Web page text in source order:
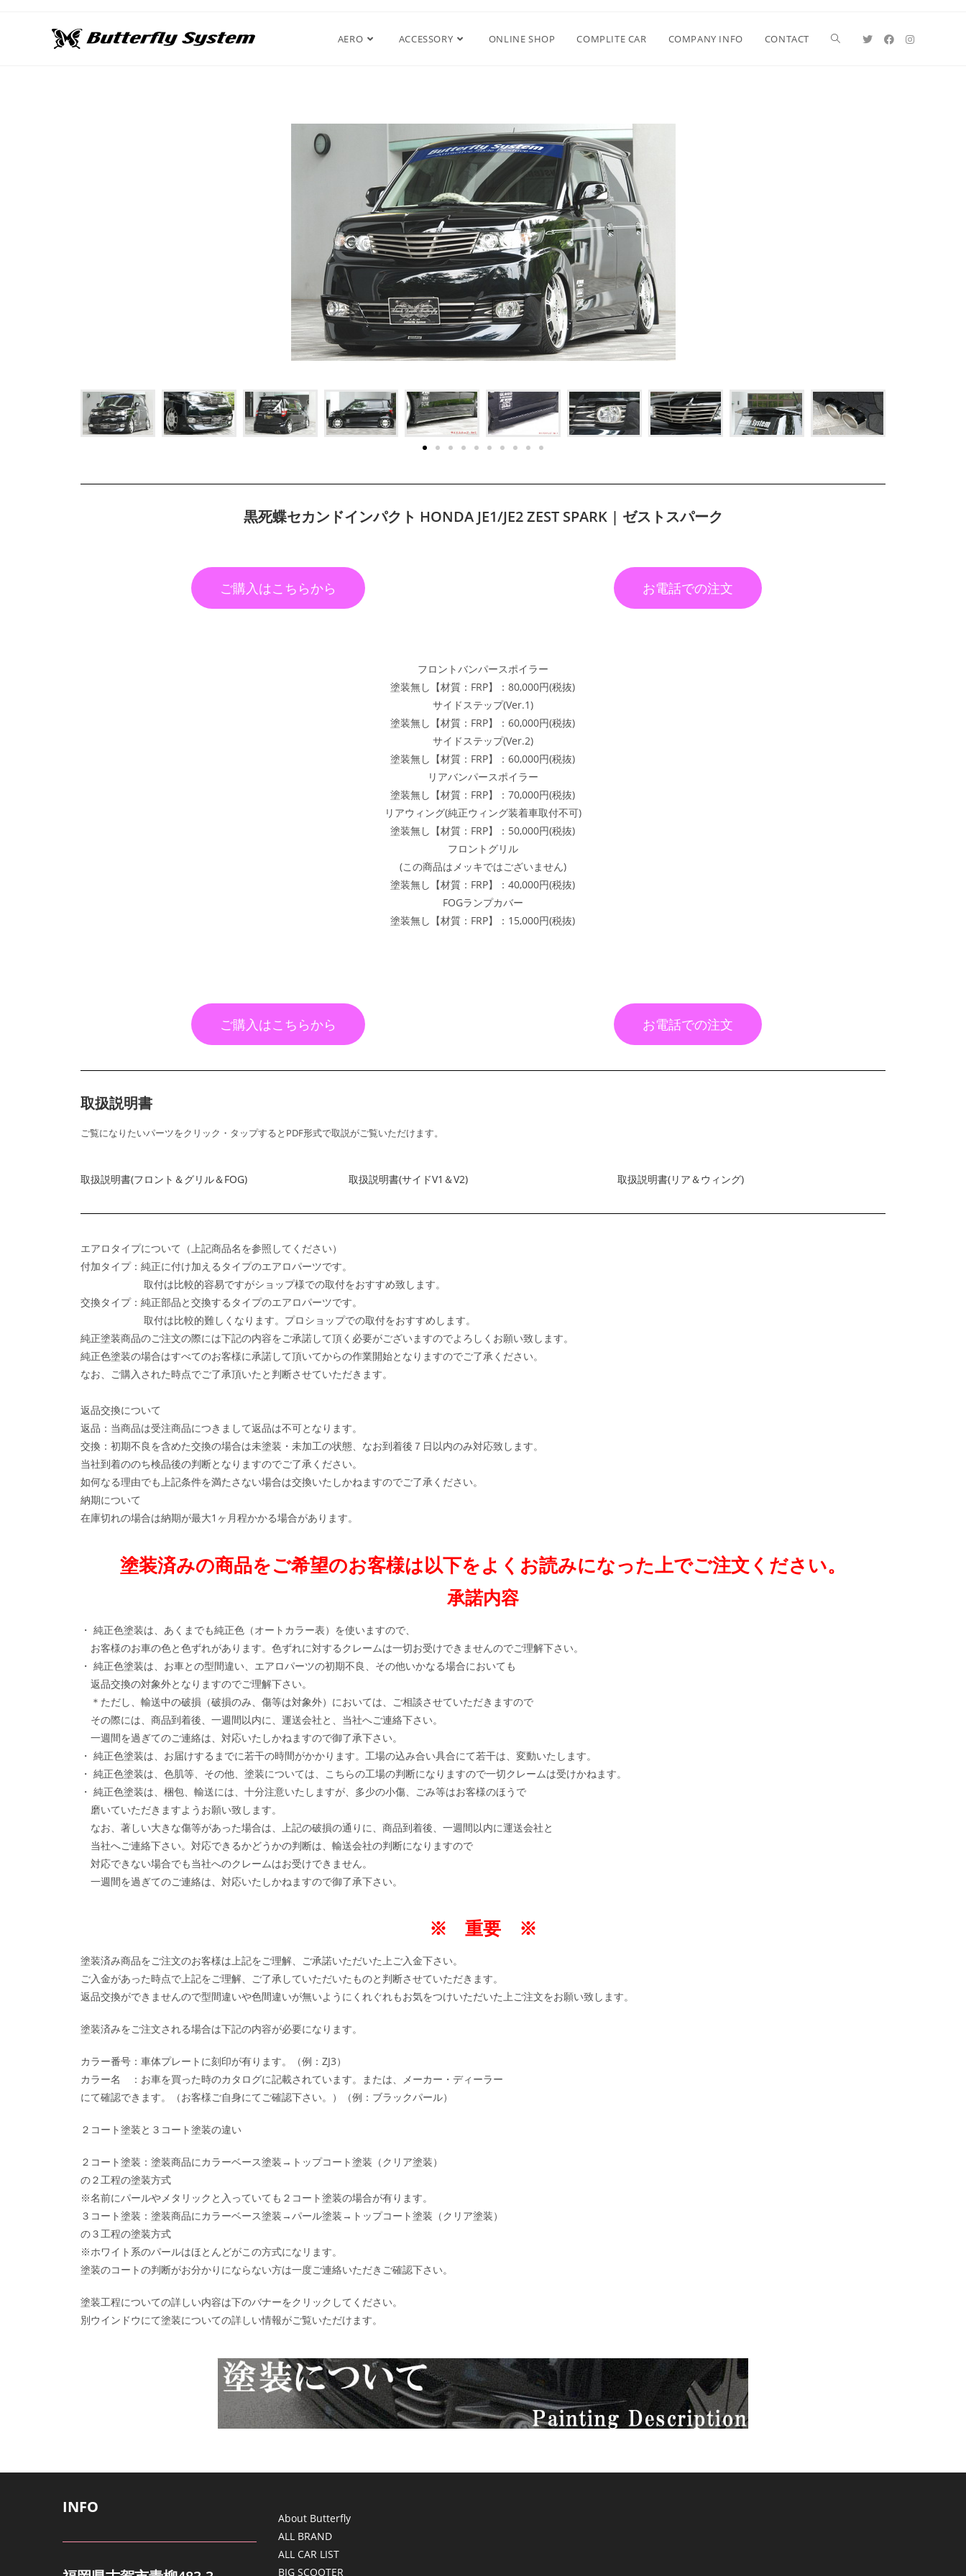
AERO ACCESSORY ONLINE SHOP COMPLITE CAR COMPANY INFO CONTACT
黒死蝶セカンドインパクト HONDA JE1/JE2 ZEST SPARK | ゼストスパーク
ご購入はこちらから お電話での注文
フロントバンパースポイラー
塗装無し【材質：FRP】：80,000円(税抜)
サイドステップ(Ver.1)
塗装無し【材質：FRP】：60,000円(税抜)
サイドステップ(Ver.2)
塗装無し【材質：FRP】：60,000円(税抜)
リアバンパースポイラー
塗装無し【材質：FRP】：70,000円(税抜)
リアウィング(純正ウィング装着車取付不可)
塗装無し【材質：FRP】：50,000円(税抜)
フロントグリル
(この商品はメッキではございません)
塗装無し【材質：FRP】：40,000円(税抜)
FOGランプカバー
塗装無し【材質：FRP】：15,000円(税抜)
ご購入はこちらから お電話での注文
取扱説明書
ご覧になりたいパーツをクリック・タップするとPDF形式で取説がご覧いただけます。
取扱説明書(フロント＆グリル＆FOG) 取扱説明書(サイドV1＆V2) 取扱説明書(リア＆ウィング)
エアロタイプについて（上記商品名を参照してください）
付加タイプ：純正に付け加えるタイプのエアロパーツです。
取付は比較的容易ですがショップ様での取付をおすすめ致します。
交換タイプ：純正部品と交換するタイプのエアロパーツです。
取付は比較的難しくなります。プロショップでの取付をおすすめします。
純正塗装商品のご注文の際には下記の内容をご承諾して頂く必要がございますのでよろしくお願い致します。
純正色塗装の場合はすべてのお客様に承諾して頂いてからの作業開始となりますのでご了承ください。
なお、ご購入された時点でご了承頂いたと判断させていただきます。
返品交換について
返品：当商品は受注商品につきまして返品は不可となります。
交換：初期不良を含めた交換の場合は未塗装・未加工の状態、なお到着後７日以内のみ対応致します。
当社到着ののち検品後の判断となりますのでご了承ください。
如何なる理由でも上記条件を満たさない場合は交換いたしかねますのでご了承ください。
納期について
在庫切れの場合は納期が最大1ヶ月程かかる場合があります。
塗装済みの商品をご希望のお客様は以下をよくお読みになった上でご注文ください。
承諾内容
・ 純正色塗装は、あくまでも純正色（オートカラー表）を使いますので、
お客様のお車の色と色ずれがあります。色ずれに対するクレームは一切お受けできませんのでご理解下さい。
・ 純正色塗装は、お車との型間違い、エアロパーツの初期不良、その他いかなる場合においても
返品交換の対象外となりますのでご理解下さい。
＊ただし、輸送中の破損（破損のみ、傷等は対象外）においては、ご相談させていただきますので
その際には、商品到着後、一週間以内に、運送会社と、当社へご連絡下さい。
一週間を過ぎてのご連絡は、対応いたしかねますので御了承下さい。
・ 純正色塗装は、お届けするまでに若干の時間がかかります。工場の込み合い具合にて若干は、変動いたします。
・ 純正色塗装は、色肌等、その他、塗装については、こちらの工場の判断になりますので一切クレームは受けかねます。
・ 純正色塗装は、梱包、輸送には、十分注意いたしますが、多少の小傷、ごみ等はお客様のほうで
磨いていただきますようお願い致します。
なお、著しい大きな傷等があった場合は、上記の破損の通りに、商品到着後、一週間以内に運送会社と
当社へご連絡下さい。対応できるかどうかの判断は、輸送会社の判断になりますので
対応できない場合でも当社へのクレームはお受けできません。
一週間を過ぎてのご連絡は、対応いたしかねますので御了承下さい。
※ 重要 ※
塗装済み商品をご注文のお客様は上記をご理解、ご承諾いただいた上ご入金下さい。
ご入金があった時点で上記をご理解、ご了承していただいたものと判断させていただきます。
返品交換ができませんので型間違いや色間違いが無いようにくれぐれもお気をつけいただいた上ご注文をお願い致します。
塗装済みをご注文される場合は下記の内容が必要になります。
カラー番号：車体プレートに刻印が有ります。（例：ZJ3）
カラー名 ：お車を買った時のカタログに記載されています。または、メーカー・ディーラー
にて確認できます。（お客様ご自身にてご確認下さい。）（例：ブラックパール）
２コート塗装と３コート塗装の違い
２コート塗装：塗装商品にカラーベース塗装→トップコート塗装（クリア塗装）
の２工程の塗装方式
※名前にパールやメタリックと入っていても２コート塗装の場合が有ります。
３コート塗装：塗装商品にカラーベース塗装→パール塗装→トップコート塗装（クリア塗装）
の３工程の塗装方式
※ホワイト系のパールはほとんどがこの方式になリます。
塗装のコートの判断がお分かりにならない方は一度ご連絡いただきご確認下さい。
塗装工程についての詳しい内容は下のバナーをクリックしてください。
別ウインドウにて塗装についての詳しい情報がご覧いただけます。
INFO
About Butterfly
ALL BRAND
ALL CAR LIST
BIG SCOOTER